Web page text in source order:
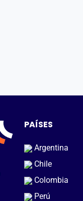
PAÍSES
Argentina
Chile
Colombia
Perú